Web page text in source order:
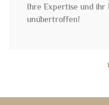
Ihre Expertise und ihr
unübertroffen!